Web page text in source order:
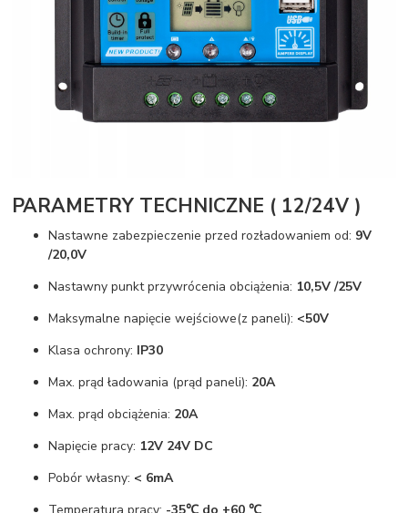
PARAMETRY TECHNICZNE ( 12/24V )
Nastawne zabezpieczenie przed rozładowaniem od: 9V
/20,0V
Nastawny punkt przywrócenia obciążenia: 10,5V /25V
Maksymalne napięcie wejściowe(z paneli): <50V
Klasa ochrony: IP30
Max. prąd ładowania (prąd paneli): 20A
Max. prąd obciążenia: 20A
Napięcie pracy: 12V 24V DC
Pobór własny: < 6mA
Temperatura pracy: -35℃ do +60 ℃